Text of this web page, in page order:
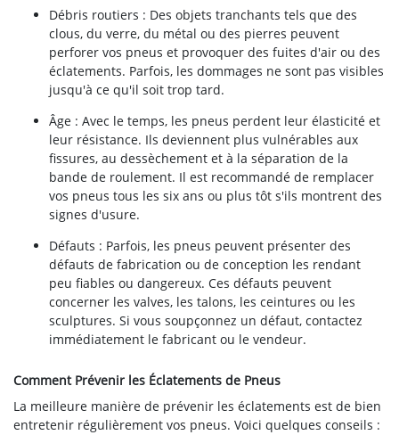
Débris routiers : Des objets tranchants tels que des
clous, du verre, du métal ou des pierres peuvent
perforer vos pneus et provoquer des fuites d'air ou des
éclatements. Parfois, les dommages ne sont pas visibles
jusqu'à ce qu'il soit trop tard.
Âge : Avec le temps, les pneus perdent leur élasticité et
leur résistance. Ils deviennent plus vulnérables aux
fissures, au dessèchement et à la séparation de la
bande de roulement. Il est recommandé de remplacer
vos pneus tous les six ans ou plus tôt s'ils montrent des
signes d'usure.
Défauts : Parfois, les pneus peuvent présenter des
défauts de fabrication ou de conception les rendant
peu fiables ou dangereux. Ces défauts peuvent
concerner les valves, les talons, les ceintures ou les
sculptures. Si vous soupçonnez un défaut, contactez
immédiatement le fabricant ou le vendeur.
Comment Prévenir les Éclatements de Pneus
La meilleure manière de prévenir les éclatements est de bien
entretenir régulièrement vos pneus. Voici quelques conseils :